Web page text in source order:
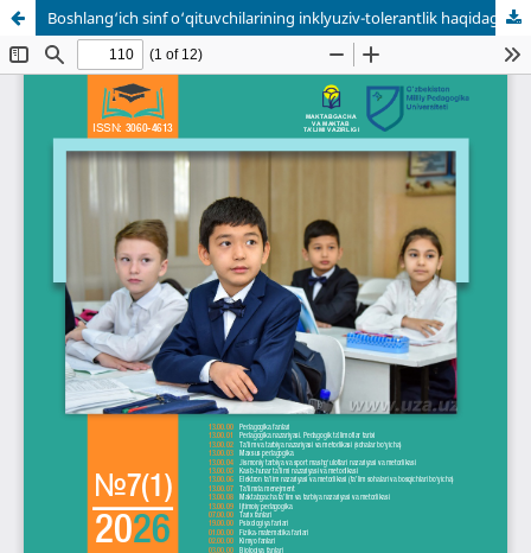
Boshlang‘ich sinf o‘qituvchilarining inklyuziv-tolerantlik haqidagi qarashlari tahlili